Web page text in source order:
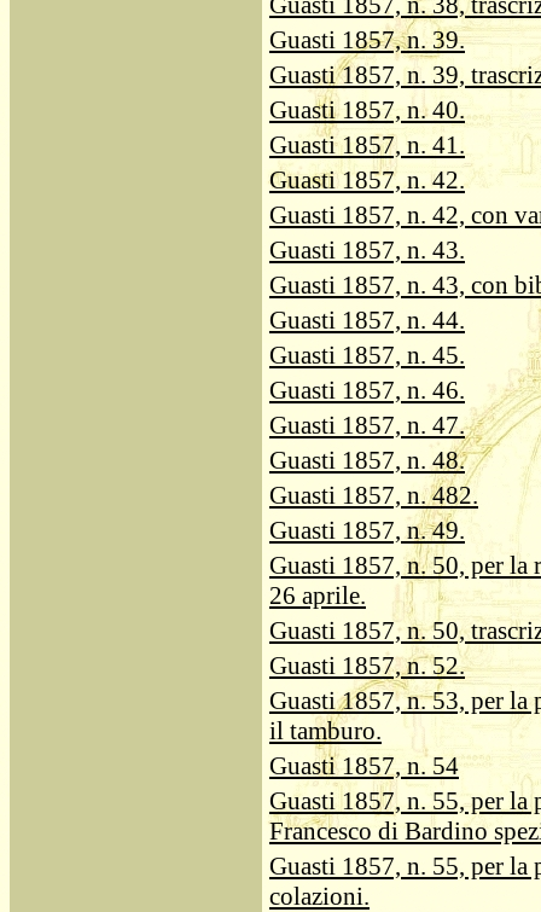
Guasti 1857, n. 39.
Guasti 1857, n. 39,
Guasti 1857, n. 40.
Guasti 1857, n. 41.
Guasti 1857, n. 42.
Guasti 1857, n. 42, con
Guasti 1857, n. 43.
Guasti 1857, n. 43, con
Guasti 1857, n. 44.
Guasti 1857, n. 45.
Guasti 1857, n. 46.
Guasti 1857, n. 47.
Guasti 1857, n. 48.
Guasti 1857, n. 482.
Guasti 1857, n. 49.
Guasti 1857, n. 50, per la
26 aprile.
Guasti 1857, n. 50,
Guasti 1857, n. 52.
Guasti 1857, n. 53, per la
il tamburo.
Guasti 1857, n. 54
Guasti 1857, n. 55, per la
Francesco di Bardino
Guasti 1857, n. 55, per la
colazioni.